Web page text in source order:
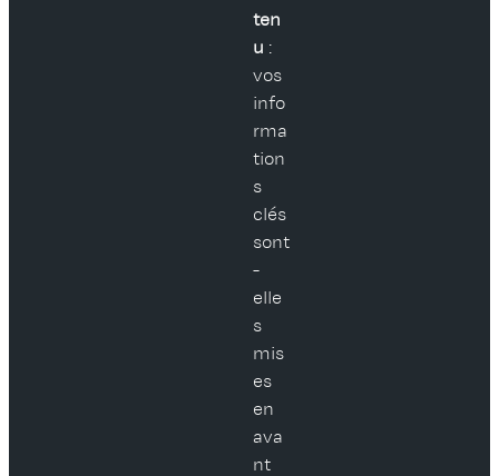
ten
u :
vos
info
rma
tion
s
clés
sont
-
elle
s
mis
es
en
ava
nt